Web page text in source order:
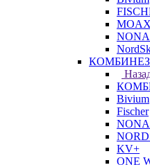
MOAX
Bivium
Fischer
KV+
ONE